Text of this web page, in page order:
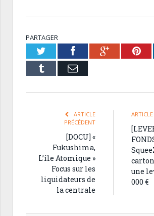
PARTAGER
TwitterFacebookGoogle+
Tumblr Email
ARTICLE
PRÉCÉDENT
[DOCU] «
Fukushima,
L’île Atomique »
Focus sur les
liquidateurs de
la centrale
une
000 €